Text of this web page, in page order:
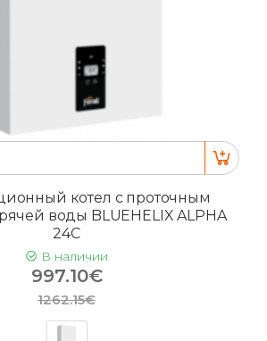
котел с проточным
воды BLUEHELIX ALPHA
24C
В наличии
997.10€
1262.15€